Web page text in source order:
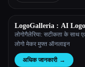
LogoGalleria : AI Logo
Maker with Precision
Online
लोगोगैलेरिया: सटीकता के साथ
लोगो मेकर मुफ्त ऑनलाइन
अधिक जानकारी →